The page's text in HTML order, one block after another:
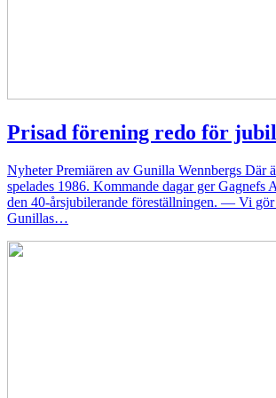
Prisad förening redo för
Nyheter Premiären av Gunilla Wennbergs Där
spelades 1986. Kommande dagar ger Gagnefs
den 40-årsjubilerande föreställningen. — Vi
Gunillas…